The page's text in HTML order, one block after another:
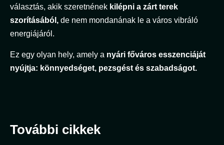
választás, akik szeretnének kilépni a zárt terek
szorításából, de nem mondanának le a város vibráló
energiájáról.
Ez egy olyan hely, amely a nyári főváros esszenciáját
nyújtja: könnyedséget, pezsgést és szabadságot.
További cikkek